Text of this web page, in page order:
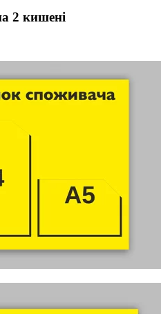
2 кишені